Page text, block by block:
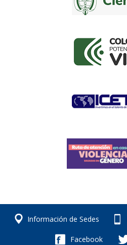
Información de Sedes
Facebook